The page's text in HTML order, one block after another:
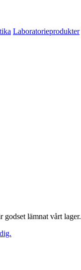
Laboratorieprodukter
godset lämnat vårt lager.